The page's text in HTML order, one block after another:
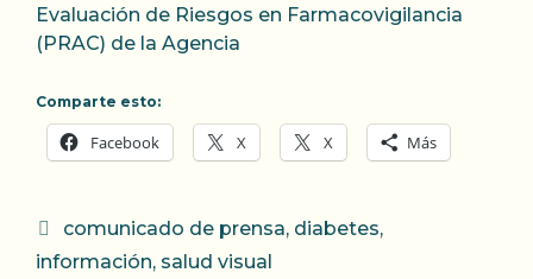
Evaluación de Riesgos en Farmacovigilancia
(PRAC) de la Agencia
Comparte esto:
Facebook X X Más
Categorías
comunicado de prensa, diabetes,
información, salud visual